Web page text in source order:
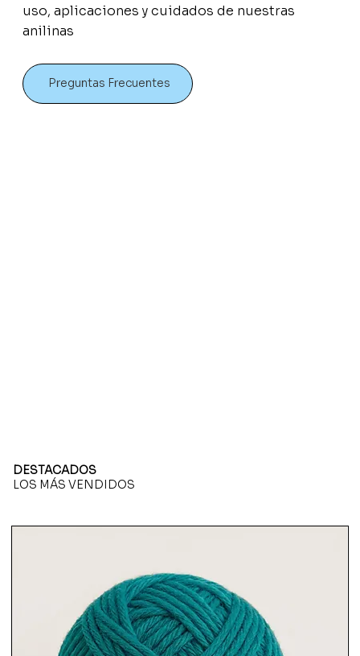
uso, aplicaciones y cuidados de nuestras
anilinas
Preguntas Frecuentes
DESTACADOS
LOS MÁS VENDIDOS